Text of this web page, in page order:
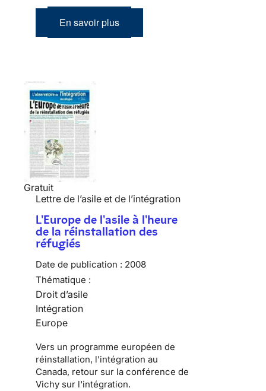
En savoir plus
Gratuit
Lettre de l’asile et de l’intégration
L'Europe de l'asile à l'heure
de la réinstallation des
réfugiés
Date de publication : 2008
Thématique :
Droit d’asile
Intégration
Europe
Vers un programme européen de
réinstallation, l'intégration au
Canada, retour sur la conférence de
Vichy sur l'intégration.